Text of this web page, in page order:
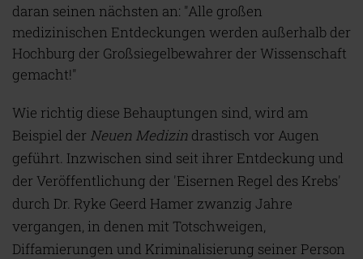
daran seinen nächsten an: "Alle großen
medizinischen Entdeckungen werden außerhalb der
Hochburg der Großsiegelbewahrer der Wissenschaft
gemacht!"
Wie richtig diese Behauptungen sind, wird am
Beispiel der Neuen Medizin drastisch vor Augen
geführt. Inzwischen sind seit ihrer Entdeckung und
der Veröffentlichung der 'Eisernen Regel des Krebs'
durch Dr. Ryke Geerd Hamer zwanzig Jahre
vergangen, in denen mit Totschweigen,
Diffamierungen und Kriminalisierung seiner Person